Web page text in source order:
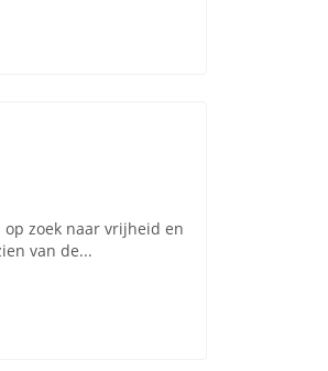
zoek naar vrijheid en
van de...